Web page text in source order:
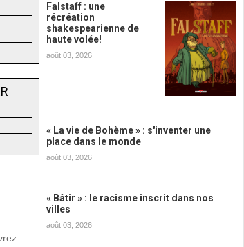
Falstaff : une
récréation
shakespearienne de
haute volée!
août 03, 2026
« La vie de Bohème » : s'inventer une
place dans le monde
août 03, 2026
« Bâtir » : le racisme inscrit dans nos
villes
août 03, 2026